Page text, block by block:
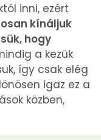
inni, ezért
kínáljuk
hogy
a kezük
így csak elég
igaz ez a
közben,